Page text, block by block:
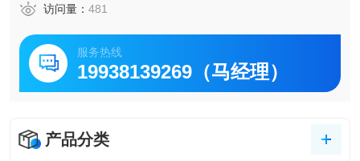
访问量： 481
服务热线
19938139269（马经理）
产品分类